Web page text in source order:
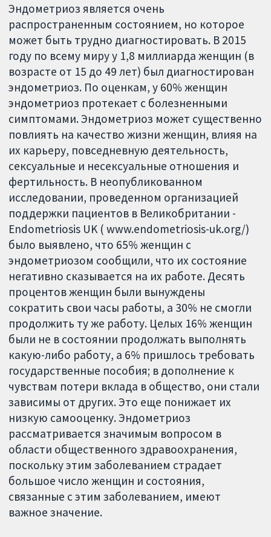
Эндометриоз является очень
распространенным состоянием, но которое
может быть трудно диагностировать. В 2015
году по всему миру у 1,8 миллиарда женщин (в
возрасте от 15 до 49 лет) был диагностирован
эндометриоз. По оценкам, у 60% женщин
эндометриоз протекает с болезненными
симптомами. Эндометриоз может существенно
повлиять на качество жизни женщин, влияя на
их карьеру, повседневную деятельность,
сексуальные и несексуальные отношения и
фертильность. В неопубликованном
исследовании, проведенном организацией
поддержки пациентов в Великобритании -
Endometriosis UK ( www.endometriosis-uk.org/)
было выявлено, что 65% женщин с
эндометриозом сообщили, что их состояние
негативно сказывается на их работе. Десять
процентов женщин были вынуждены
сократить свои часы работы, а 30% не смогли
продолжить ту же работу. Целых 16% женщин
были не в состоянии продолжать выполнять
какую-либо работу, а 6% пришлось требовать
государственные пособия; в дополнение к
чувствам потери вклада в общество, они стали
зависимы от других. Это еще понижает их
низкую самооценку. Эндометриоз
рассматривается значимым вопросом в
области общественного здравоохранения,
поскольку этим заболеванием страдает
большое число женщин и состояния,
связанные с этим заболеванием, имеют
важное значение.